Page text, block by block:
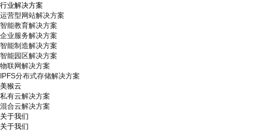
行业解决方案
运营型网站解决方案
智能教育解决方案
企业服务解决方案
智能制造解决方案
智能园区解决方案
物联网解决方案
IPFS分布式存储解决方案
美猴云
私有云解决方案
混合云解决方案
关于我们
关于我们